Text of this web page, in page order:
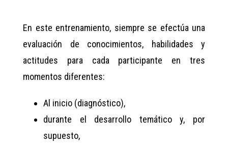
En este entrenamiento, siempre se efectúa una
evaluación de conocimientos, habilidades y
actitudes para cada participante en tres
momentos diferentes:
Al inicio (diagnóstico),
durante el desarrollo temático y, por
supuesto,